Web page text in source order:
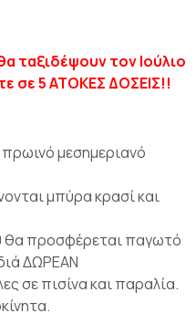
ταξιδέψουν τον Ιούλιο
σε 5 ΑΤΟΚΕΣ ΔΟΣΕΙΣ!!
μεσημεριανό
μπύρα κρασί και
θα προσφέρεται παγωτό
ΔΩΡΕΑΝ
σε πισίνα και παραλία.